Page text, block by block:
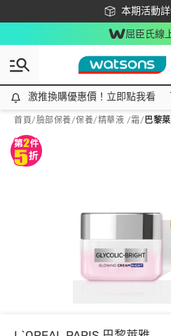
本期活動
下載app最
屈臣氏線
激推換購優惠價！立即點我看
激推換購優惠價！立即點我看
首頁/臉部保養/保養/精華液 /霜/巴黎